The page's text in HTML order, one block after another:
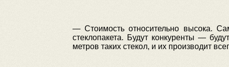
— Стоимость относительно высока.
стеклопакета. Будут конкуренты —
метров таких стекол, и их производит